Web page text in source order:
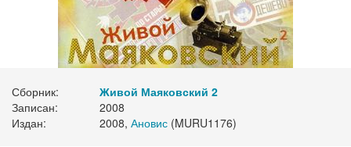
Сборник:
Живой Маяковский 2
Записан:
2008
Издан:
2008, Ановис (MURU1176)